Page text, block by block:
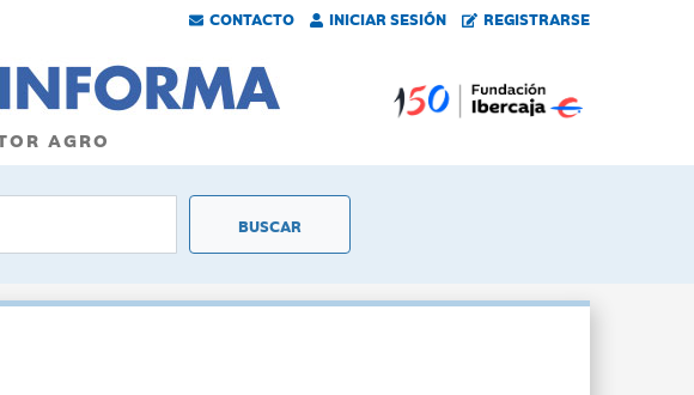
CONTACTO INICIAR SESIÓN REGISTRARSE
AGRO